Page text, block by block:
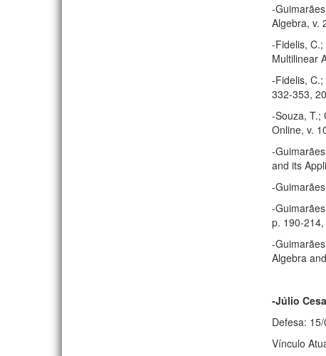
-
Algebra, v.
-Fidelis,
Multilinear
-Fidelis,
332-353,
-Souza, T.;
Online, v.
-
and its
-
-
p. 190-
-
Algebra
-Júlio
Defesa:
Vínculo